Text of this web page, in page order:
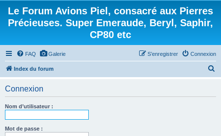
Le Forum Avions Piel, consacré aux Pierres
Précieuses. Super Emeraude, Beryl, Saphir,
CP80 etc
FAQ Galerie Connexion
S’enregistrer
Index du forum
Connexion
Nom d’utilisateur :
Mot de passe :